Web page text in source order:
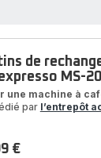
de
MS-
une machine à
par l’entrepôt
€